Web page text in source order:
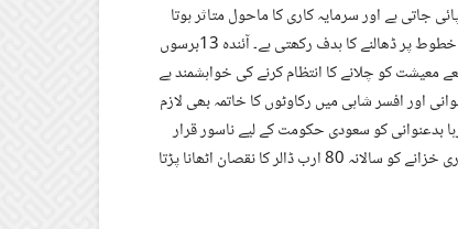
ہے اور سرمایہ کاری کا ماحول متاثر ہوتا
دکھائی دیتا ہے۔ سعودی عرب کی حکومت 2030ء تک ملک کی معیشت کو جدید خطوط پر ڈھالنے کا ہدف رکھتی ہے۔ آئندہ 13برسوں
کو چلانے کا انتظام کرنے کی خواہشمند ہے
اور افسر شاہی میں رکاوٹوں کا خاتمہ بھی لازم
بدعنوانی کو سعودی حکومت کے لیے ناسور قرار
دیا۔ انہوں نے ایک انٹرویو میں بتایا کہ صرف بدعنوانی کی وجہ سے سعودی سرکاری خزانے کو سالانہ 80 ارب ڈالر کا نقصان اٹھانا پڑتا